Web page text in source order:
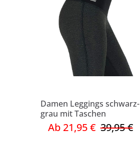
Damen Leggings schwarz-
grau mit Taschen
Ab 21,95 €39,95 €